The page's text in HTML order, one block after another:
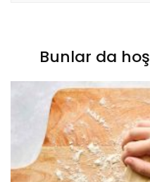
Bunlar da